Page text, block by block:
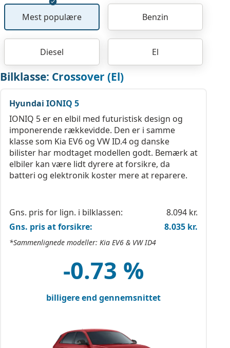
Mest populære Benzin
Diesel El
Bilklasse: Crossover (El)
Hyundai IONIQ 5
IONIQ 5 er en elbil med futuristisk design og
imponerende rækkevidde. Den er i samme
klasse som Kia EV6 og VW ID.4 og danske
bilister har modtaget modellen godt. Bemærk at
elbiler kan være lidt dyrere at forsikre, da
batteri og elektronik koster mere at reparere.
Gns. pris for lign. i bilklassen:
8.094 kr.
Gns. pris at forsikre:
8.035 kr.
*Sammenlignede modeller: Kia EV6 & VW ID4
-0.73 %
billigere end gennemsnittet